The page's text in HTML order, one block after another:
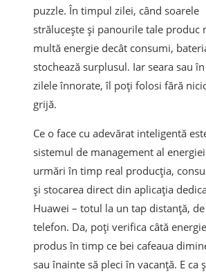
puzzle. În timpul zilei, când soarele
strălucește și panourile tale produc
multă energie decât consumi,
stochează surplusul. Iar seara sau în
zilele înnorate, îl poți folosi fără
grijă.
Ce o face cu adevărat inteligentă
sistemul de management al
urmări în timp real producția,
și stocarea direct din aplicația
Huawei – totul la un tap distanță,
telefon. Da, poți verifica câtă
produs în timp ce bei cafeaua
sau înainte să pleci în vacanță. E ca